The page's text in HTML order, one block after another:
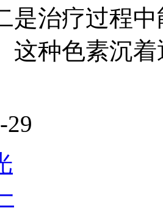
是治疗过程
这种色素沉
29